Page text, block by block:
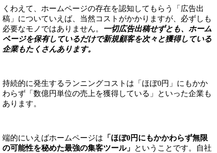
くわえて、ホームページの存在を認知してもらう「広告出
稿」についていえば、当然コストがかかりますが、必ずしも
必要なモノではありません。
一切広告出稿せずとも、ホーム
ページを保有しているだけで新規顧客を次々と獲得している
企業もたくさんあります。
持続的に発生するランニングコストは「ほぼ0円」にもかか
わらず「数億円単位の売上を獲得している」といった企業も
あります。
端的にいえばホームページは 「ほぼ0円にもかかわらず無限
の可能性を秘めた最強の集客ツール」 ということです。自社